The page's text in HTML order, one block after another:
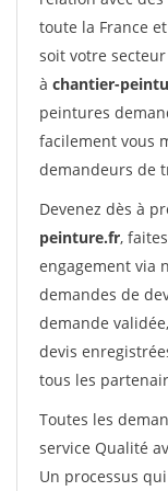
toute la France
soit votre
à chantier-
peintures
facilement vous
demandeurs de
Devenez dès à
peinture.fr,
engagement via
demandes de
demande
devis
tous les
Toutes les
service Qualité
Un processus